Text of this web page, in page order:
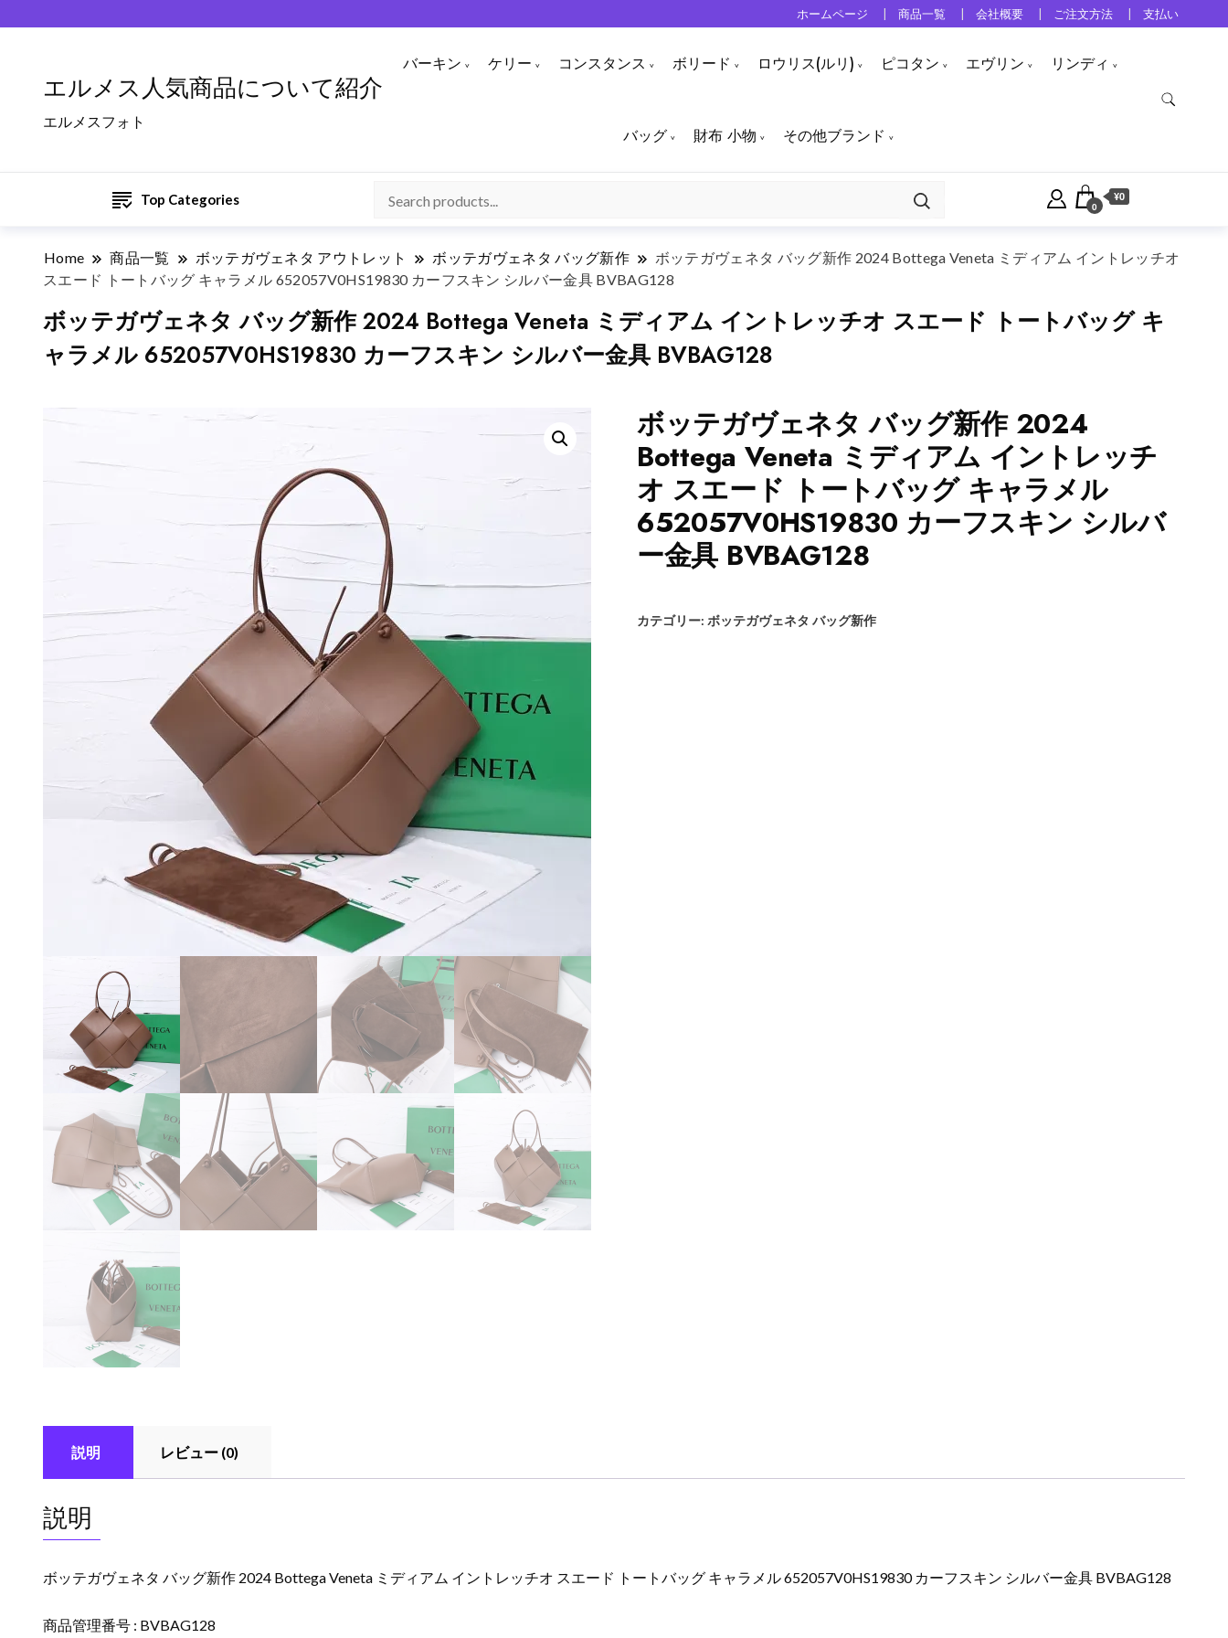
ホームページ 商品一覧 会社概要 ご注文方法 支払い
エルメス人気商品について紹介
エルメスフォト
バーキン ケリー コンスタンス ボリード ロウリス(ルリ) ピコタン エヴリン リンディ
バッグ 財布 小物 その他ブランド
Top Categories 0
¥0
Home 商品一覧 ボッテガヴェネタ アウトレット ボッテガヴェネタ バッグ新作
ボッテガヴェネタ バッグ新作 2024 Bottega Veneta ミディアム イントレッチオ
スエード トートバッグ キャラメル 652057V0HS19830 カーフスキン シルバー金具 BVBAG128
ボッテガヴェネタ バッグ新作 2024 Bottega Veneta ミディアム イントレッチオ スエード トートバッグ キ
ャラメル 652057V0HS19830 カーフスキン シルバー金具 BVBAG128
ボッテガヴェネタ バッグ新作 2024
Bottega Veneta ミディアム イントレッチ
オ スエード トートバッグ キャラメル
652057V0HS19830 カーフスキン シルバ
ー金具 BVBAG128
カテゴリー: ボッテガヴェネタ バッグ新作
説明 レビュー (0)
説明
ボッテガヴェネタ バッグ新作 2024 Bottega Veneta ミディアム イントレッチオ スエード トートバッグ キャラメル 652057V0HS19830 カーフスキン シルバー金具 BVBAG128
商品管理番号 : BVBAG128